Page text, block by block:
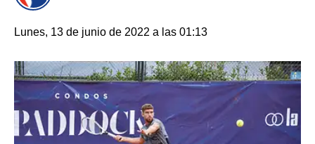
Lunes, 13 de junio de 2022 a las 01:13